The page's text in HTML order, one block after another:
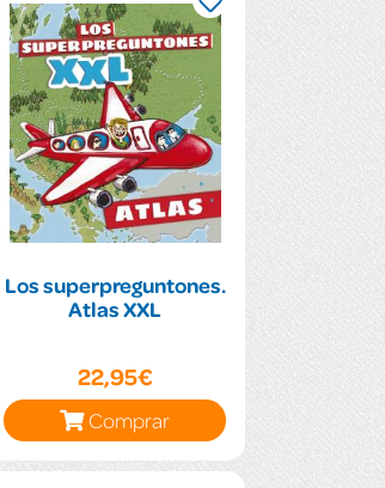
Los superpreguntones.
Atlas XXL
22,95€
Comprar